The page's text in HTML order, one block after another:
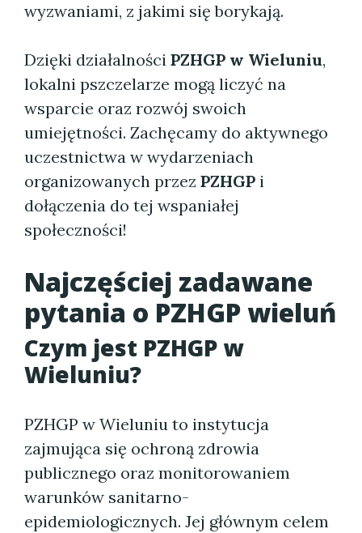
wyzwaniami, z jakimi się borykają.
Dzięki działalności PZHGP w Wieluniu,
lokalni pszczelarze mogą liczyć na
wsparcie oraz rozwój swoich
umiejętności. Zachęcamy do aktywnego
uczestnictwa w wydarzeniach
organizowanych przez PZHGP i
dołączenia do tej wspaniałej
społeczności!
Najczęściej zadawane
pytania o PZHGP wieluń
Czym jest PZHGP w
Wieluniu?
PZHGP w Wieluniu to instytucja
zajmująca się ochroną zdrowia
publicznego oraz monitorowaniem
warunków sanitarno-
epidemiologicznych. Jej głównym celem